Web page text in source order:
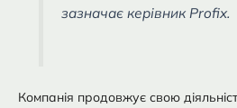
зазначає керівник Profix.
Компанія продовжує свою